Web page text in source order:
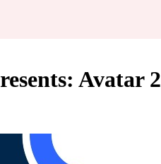
Avatar 2